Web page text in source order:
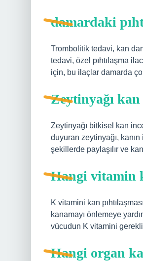
damardaki
Trombolitik tedavi, kan
tedavi, özel pıhtılaşma
için, bu ilaçlar damarda
Zeytinyağı kan
Zeytinyağı bitkisel kan
duyuran zeytinyağı,
şekillerde paylaşılır ve
Hangi vitamin
K vitamini kan
kanamayı önlemeye
vücudun K vitamini
Hangi organ